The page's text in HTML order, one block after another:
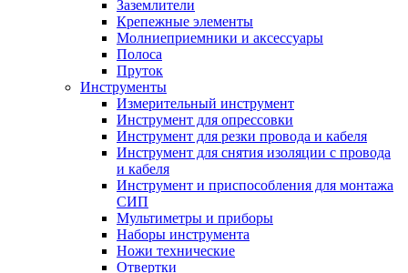
Заземлители
Крепежные элементы
Молниеприемники и аксессуары
Полоса
Пруток
Инструменты
Измерительный инструмент
Инструмент для опрессовки
Инструмент для резки провода и кабеля
Инструмент для снятия изоляции с провода
и кабеля
Инструмент и приспособления для монтажа
СИП
Мультиметры и приборы
Наборы инструмента
Ножи технические
Отвертки